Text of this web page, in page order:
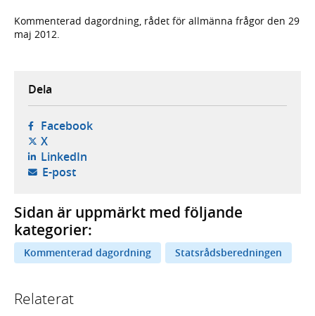
Kommenterad dagordning, rådet för allmänna frågor den 29
maj 2012.
Dela
Facebook- öppnas i ny flik, extern webbplats,
X- öppnas i ny flik, extern webbplats,
LinkedIn- öppnas i ny flik, extern webbplats,
E-post- öppnar din e-postklient,
Sidan är uppmärkt med följande
kategorier:
Kommenterad dagordning Statsrådsberedningen
Relaterat